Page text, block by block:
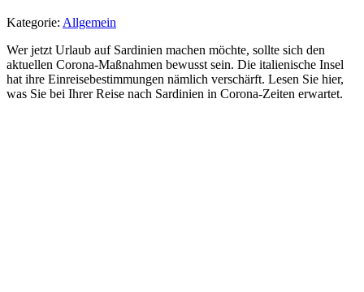
Kategorie: Allgemein
Wer jetzt Urlaub auf Sardinien machen möchte, sollte sich den
aktuellen Corona-Maßnahmen bewusst sein. Die italienische Insel
hat ihre Einreisebestimmungen nämlich verschärft. Lesen Sie hier,
was Sie bei Ihrer Reise nach Sardinien in Corona-Zeiten erwartet.